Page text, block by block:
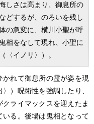
しさは高まり、御息所の
どするが、のろいを残し
の急変に、横川小聖が呼
相をなして現れ、小聖に
〈イノリ〉）。
れて御息所の霊が姿を現
）呪術性を強調したり、
クライマックスを迎えたま
る。後場は鬼相となって